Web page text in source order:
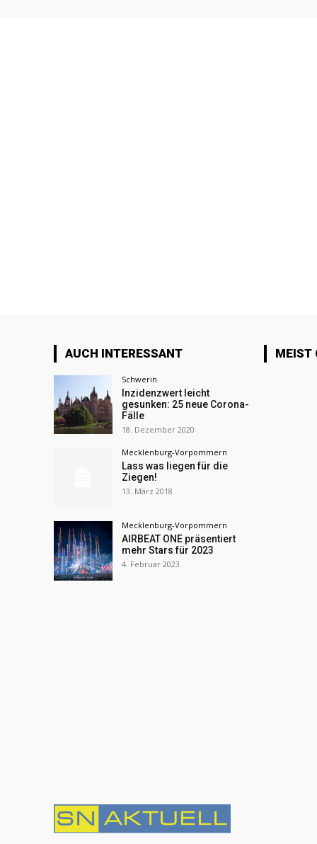
AUCH INTERESSANT
Schwerin
Inzidenzwert leicht
gesunken: 25 neue Corona-
Fälle
18. Dezember 2020
Mecklenburg-Vorpommern
Lass was liegen für die
Ziegen!
13. März 2018
Mecklenburg-Vorpommern
AIRBEAT ONE präsentiert
mehr Stars für 2023
4. Februar 2023
MEIST